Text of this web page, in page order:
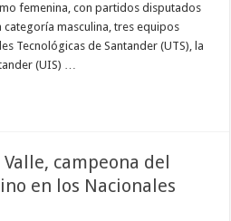
femenina, con partidos disputados
categoría masculina, tres equipos
Tecnológicas de Santander (UTS), la
(UIS) …
campeona del
en los Nacionales